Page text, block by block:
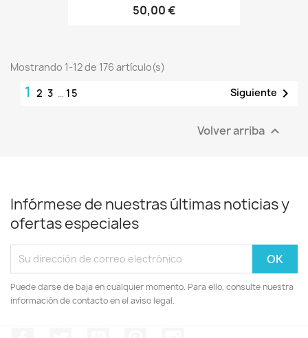
50,00 €
Mostrando 1-12 de 176 artículo(s)
1 2 3 … 15 Siguiente 
Volver arriba 
Infórmese de nuestras últimas noticias y
ofertas especiales
Puede darse de baja en cualquier momento. Para ello, consulte nuestra
información de contacto en el aviso legal.